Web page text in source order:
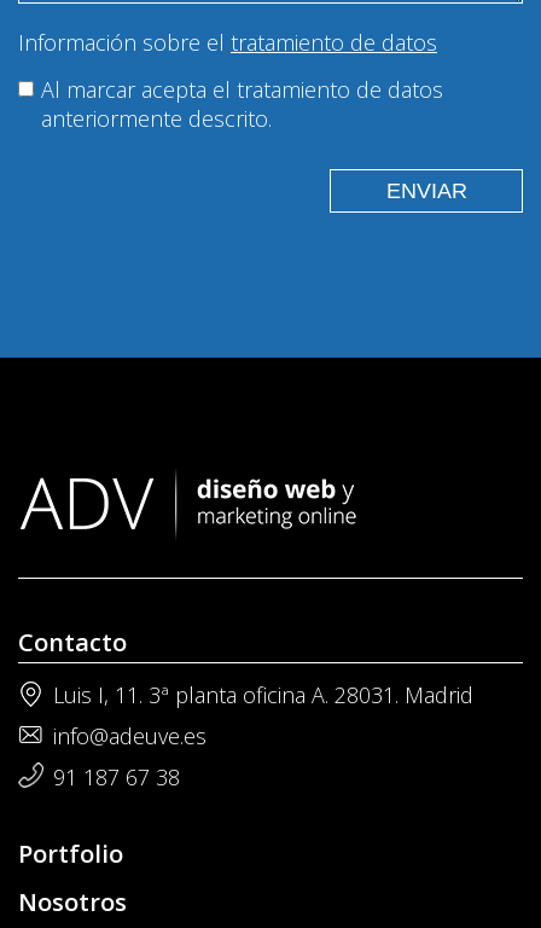
Información sobre el tratamiento de datos
Al marcar acepta el tratamiento de datos
anteriormente descrito.
Contacto
Luis I, 11. 3ª planta oficina A. 28031. Madrid
info@adeuve.es
91 187 67 38
Portfolio
Nosotros